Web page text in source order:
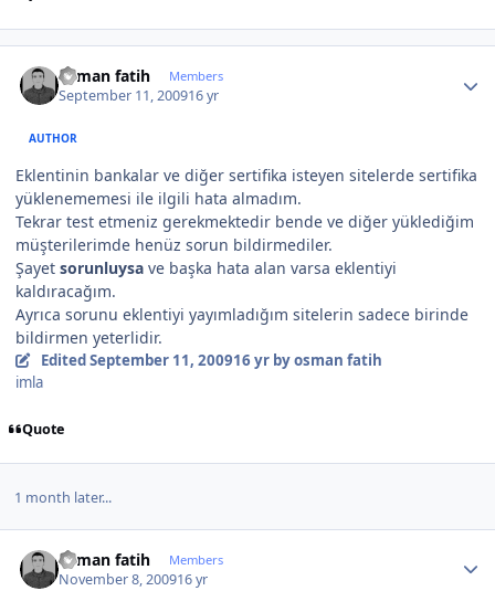
osman fatih Members
September 11, 200916 yr
AUTHOR
Eklentinin bankalar ve diğer sertifika isteyen sitelerde sertifika
yüklenememesi ile ilgili hata almadım.
Tekrar test etmeniz gerekmektedir bende ve diğer yüklediğim
müşterilerimde henüz sorun bildirmediler.
Şayet sorunluysa ve başka hata alan varsa eklentiyi
kaldıracağım.
Ayrıca sorunu eklentiyi yayımladığım sitelerin sadece birinde
bildirmen yeterlidir.
EditedSeptember 11, 200916 yrby osman fatih
imla
Quote
1 month later...
osman fatih Members
November 8, 200916 yr